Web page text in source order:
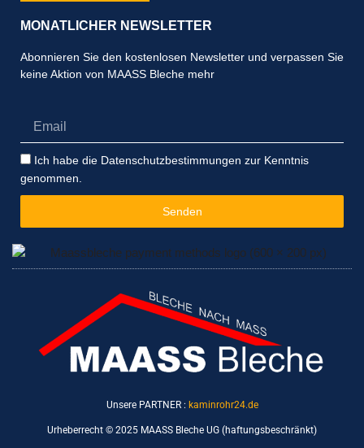
MONATLICHER NEWSLETTER
Abonnieren Sie den kostenlosen Newsletter und verpassen Sie
keine Aktion von MAASS Bleche mehr
Datenschutzbestimmungen
Ich habe die Datenschutzbestimmungen zur Kenntnis
genommen.
Senden
Unsere PARTNER : kaminrohr24.de
Urheberrecht © 2025 MAASS Bleche UG (haftungsbeschränkt)